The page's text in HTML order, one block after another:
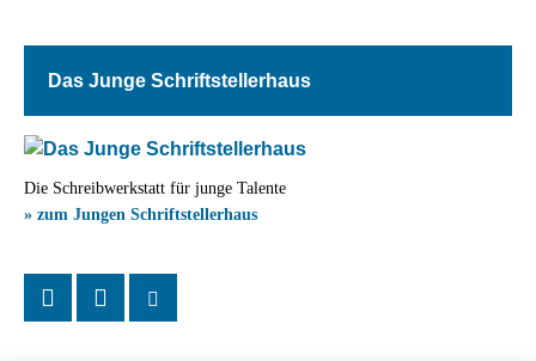
Das Junge Schriftstellerhaus
Die Schreibwerkstatt für junge Talente
» zum Jungen Schriftstellerhaus